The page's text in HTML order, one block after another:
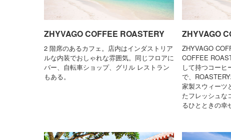
ZHYVAGO COFFEE ROASTERY
2 階席のあるカフェ。店内はインダストリア
ルな内装でおしゃれな雰囲気。同じフロアに
バー、自転車ショップ、グリル レストラン
もある。
ZHYVAGO
ZHYVAGO
COFFEE
して持つコーヒ
で、
家製スウィーツ
たフレッシュな
るひとときの幸